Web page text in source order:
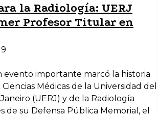
la Radiología: UERJ
Profesor Titular en
evento importante marcó la historia
Médicas de la Universidad del
(UERJ) y de la Radiología
de su Defensa Pública Memorial, el